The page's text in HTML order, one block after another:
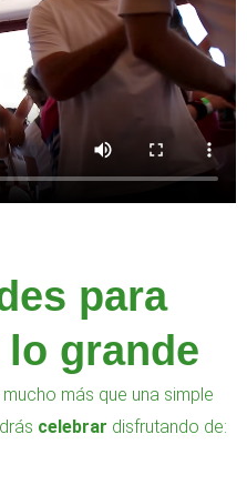
para
grande
más que una simple
celebrar disfrutando de: